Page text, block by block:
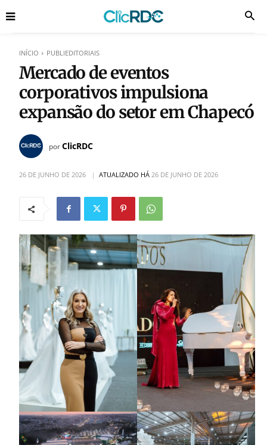
INÍCIO PUBLIEDITORIAIS
Mercado de eventos
corporativos impulsiona
expansão do setor em Chapecó
porClicRDC
26 DE JUNHO DE 2026 ATUALIZADO HÁ 26 DE JUNHO DE 2026